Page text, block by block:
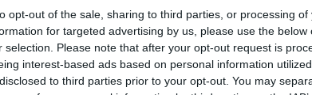
opt-out of the sale, sharing to third parties, or processing
for targeted advertising by us, please use the below
selection. Please note that after your opt-out request is
interest-based ads based on personal information
to third parties prior to your opt-out. You may